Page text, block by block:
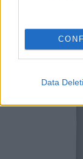
Data